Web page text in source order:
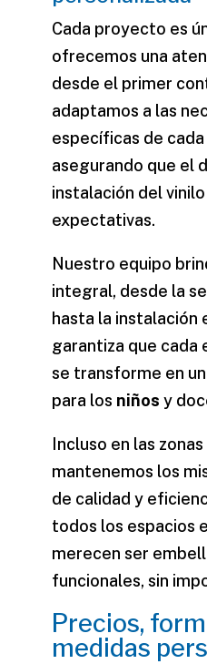
Cada proyecto es
ofrecemos una
desde el primer
adaptamos a las
específicas de cada
asegurando que el
instalación delvinilo
expectativas.
Nuestro equipo
integral, desde la
hasta la instalación
garantiza que cada
se transforme en
para los niños y
Incluso en las
mantenemos los
de calidad y
todos los espacios
merecen ser
funcionales, sin
Precios,
medidas